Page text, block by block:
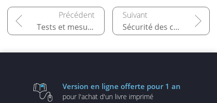
Tests et mesures dans les centres de données Sécurité des centres et des données
Version en ligne offerte pour 1 an
pour l'achat d'un livre imprimé